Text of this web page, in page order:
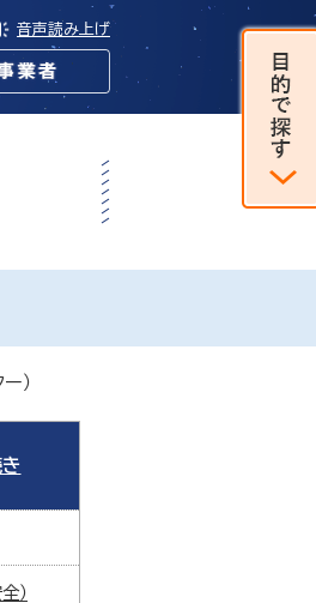
音声読み上げ
）
き
）